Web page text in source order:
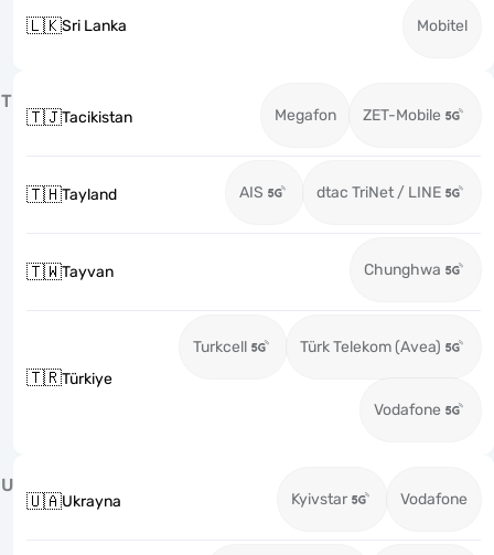
🇱🇰Sri Lanka Mobitel
T
🇹🇯Tacikistan Megafon ZET-Mobile
🇹🇭Tayland AIS dtac TriNet / LINE
🇹🇼Tayvan Chunghwa
🇹🇷Türkiye
Turkcell Türk Telekom (Avea)
Vodafone
U
🇺🇦Ukrayna Kyivstar Vodafone